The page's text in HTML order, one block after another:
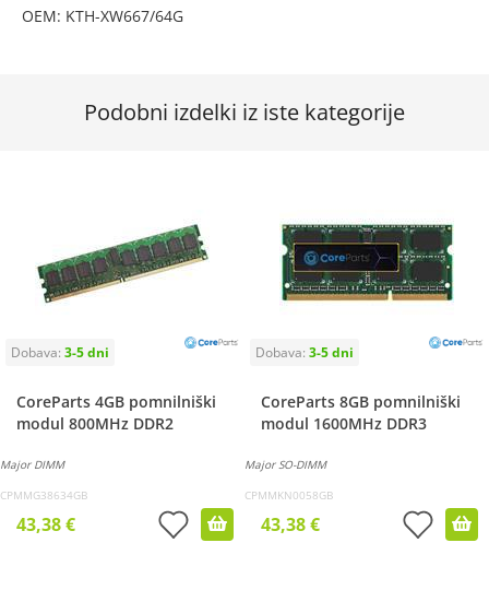
OEM: KTH-XW667/64G
Podobni izdelki iz iste kategorije
CoreParts 4GB pomnilniški
modul 800MHz DDR2
Major DIMM
CPMMG38634GB
43,38 €
CoreParts 8GB pomnilniški
modul 1600MHz DDR3
Major SO-DIMM
CPMMKN0058GB
43,38 €